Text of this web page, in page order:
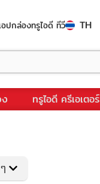
ปกล่องทรูไอดี ทีวี TH
ทรูไอดี ครีเอเตอร์